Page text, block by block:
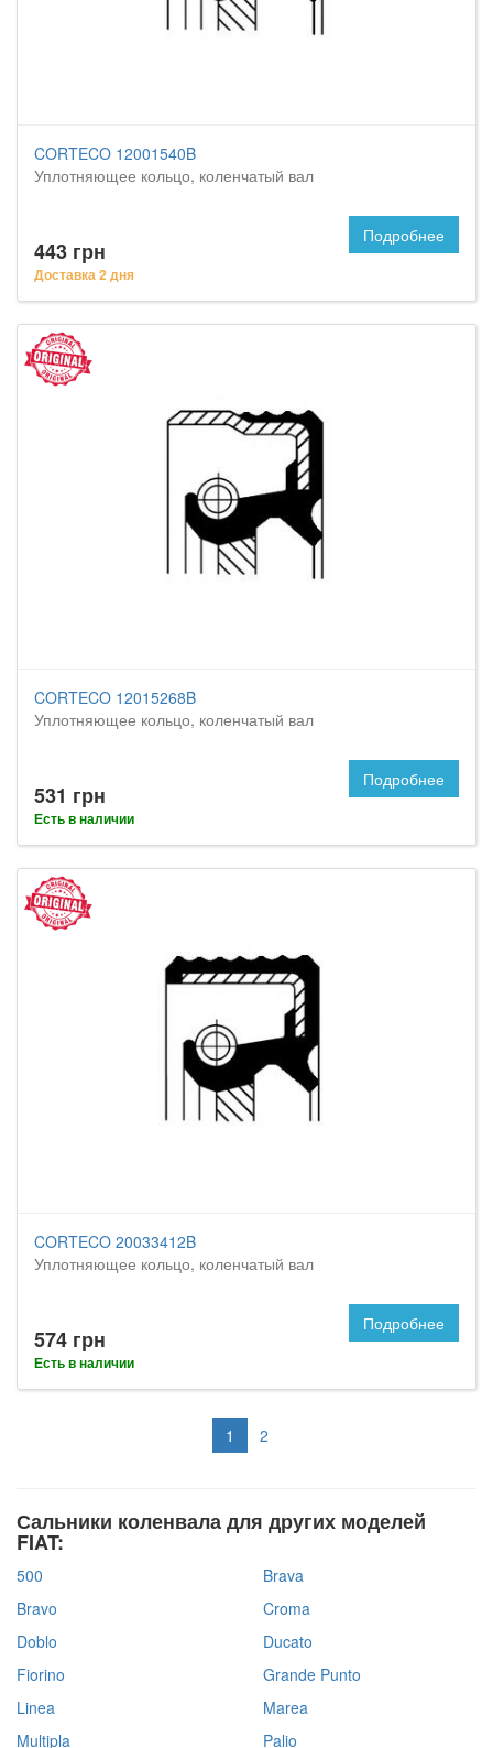
CORTECO 12001540B
Уплотняющее кольцо, коленчатый вал
443 грн
Доставка 2 дня
Подробнее
CORTECO 12015268B
Уплотняющее кольцо, коленчатый вал
531 грн
Есть в наличии
Подробнее
CORTECO 20033412B
Уплотняющее кольцо, коленчатый вал
574 грн
Есть в наличии
Подробнее
1 2
Сальники коленвала для других моделей
FIAT:
500
Brava
Bravo
Croma
Doblo
Ducato
Fiorino
Grande Punto
Linea
Marea
Multipla
Palio